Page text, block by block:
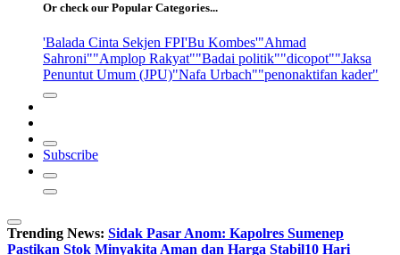
Or check our Popular Categories...
'Balada Cinta Sekjen FPI'Bu Kombes'"Ahmad
Sahroni""Amplop Rakyat""Badai politik""dicopot""Jaksa
Penuntut Umum (JPU)"Nafa Urbach""penonaktifan kader"
Subscribe
Trending News: Sidak Pasar Anom: Kapolres Sumenep
Pastikan Stok Minyakita Aman dan Harga Stabil10 Hari